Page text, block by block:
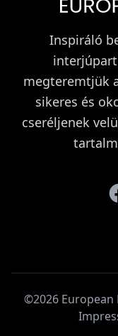
Inspiráló
megteremtjük
sikeres és
cseréljenek
©2026